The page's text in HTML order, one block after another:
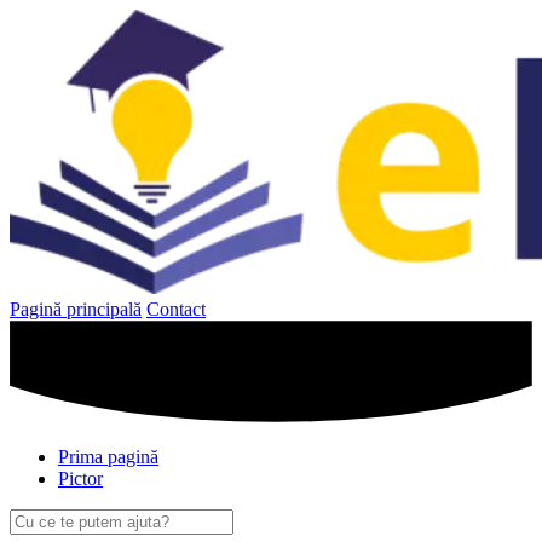
Pagină principală Contact
Prima pagină
Pictor
Caută